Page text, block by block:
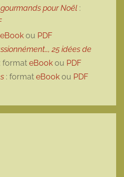
pour Noël :
eBook ou PDF
25 idées de
: format eBook ou PDF
: format eBook ou PDF